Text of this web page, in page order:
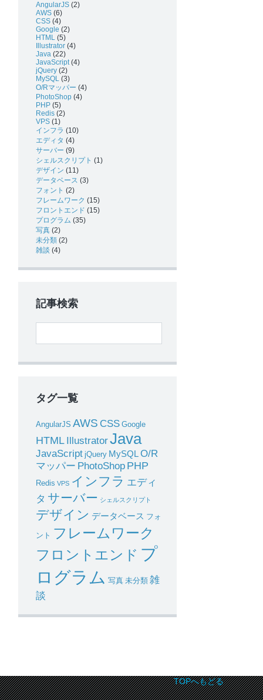
AngularJS (2)
AWS (6)
CSS (4)
Google (2)
HTML (5)
Illustrator (4)
Java (22)
JavaScript(4)
jQuery (2)
MySQL (3)
O/Rマッパー (4)
PhotoShop (4)
PHP (5)
Redis (2)
VPS (1)
インフラ (10)
エディタ (4)
サーバー (9)
シェルスクリプト (1)
デザイン (11)
データベース (3)
フォント (2)
フレームワーク (15)
フロントエンド (15)
プログラム (35)
写真 (2)
未分類 (2)
雑談 (4)
記事検索
タグ一覧
AngularJS AWS CSS Google
HTML IllustratorJava
JavaScript jQuery MySQL O/R
マッパー PhotoShop PHP
Redis VPS インフラ エディ
タ サーバー シェルスクリプト
デザイン データベース フォ
ント フレームワーク
フロントエンド プ
ログラム 写真 未分類 雑
談
TOPへもどる